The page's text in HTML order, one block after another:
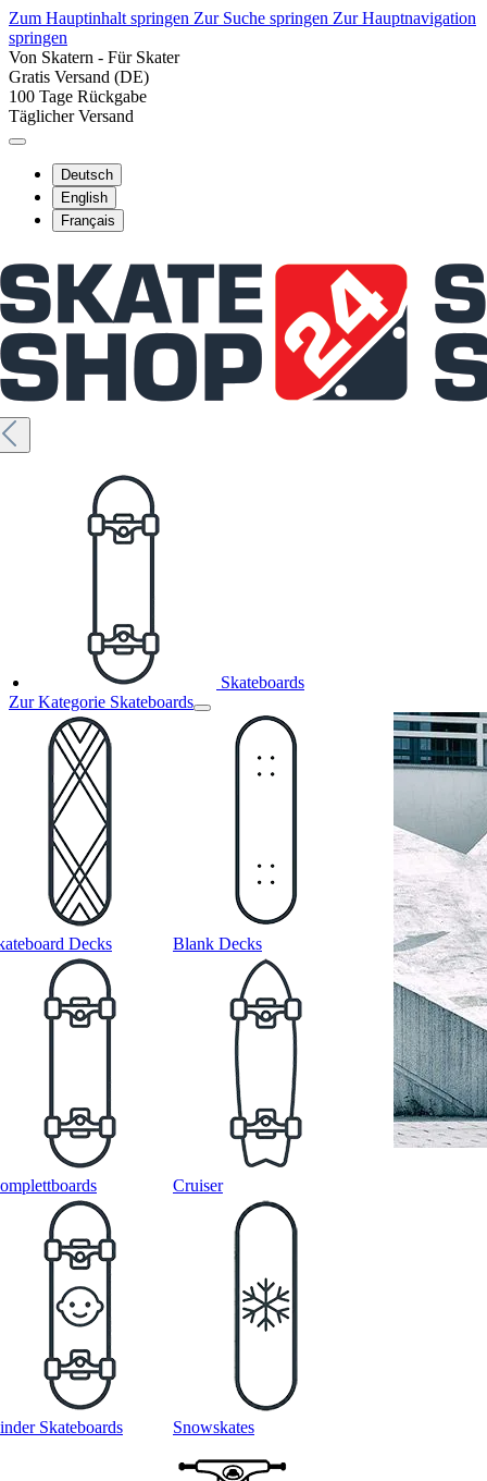
Zum Hauptinhalt springen Zur Suche springen Zur Hauptnavigation
springen
Von Skatern - Für Skater
Gratis Versand (DE)
100 Tage Rückgabe
Täglicher Versand
Deutsch
English
Français
Skateboards
Zur Kategorie Skateboards
Decks Blank Decks
Cruiser
Skateboards Snowskates